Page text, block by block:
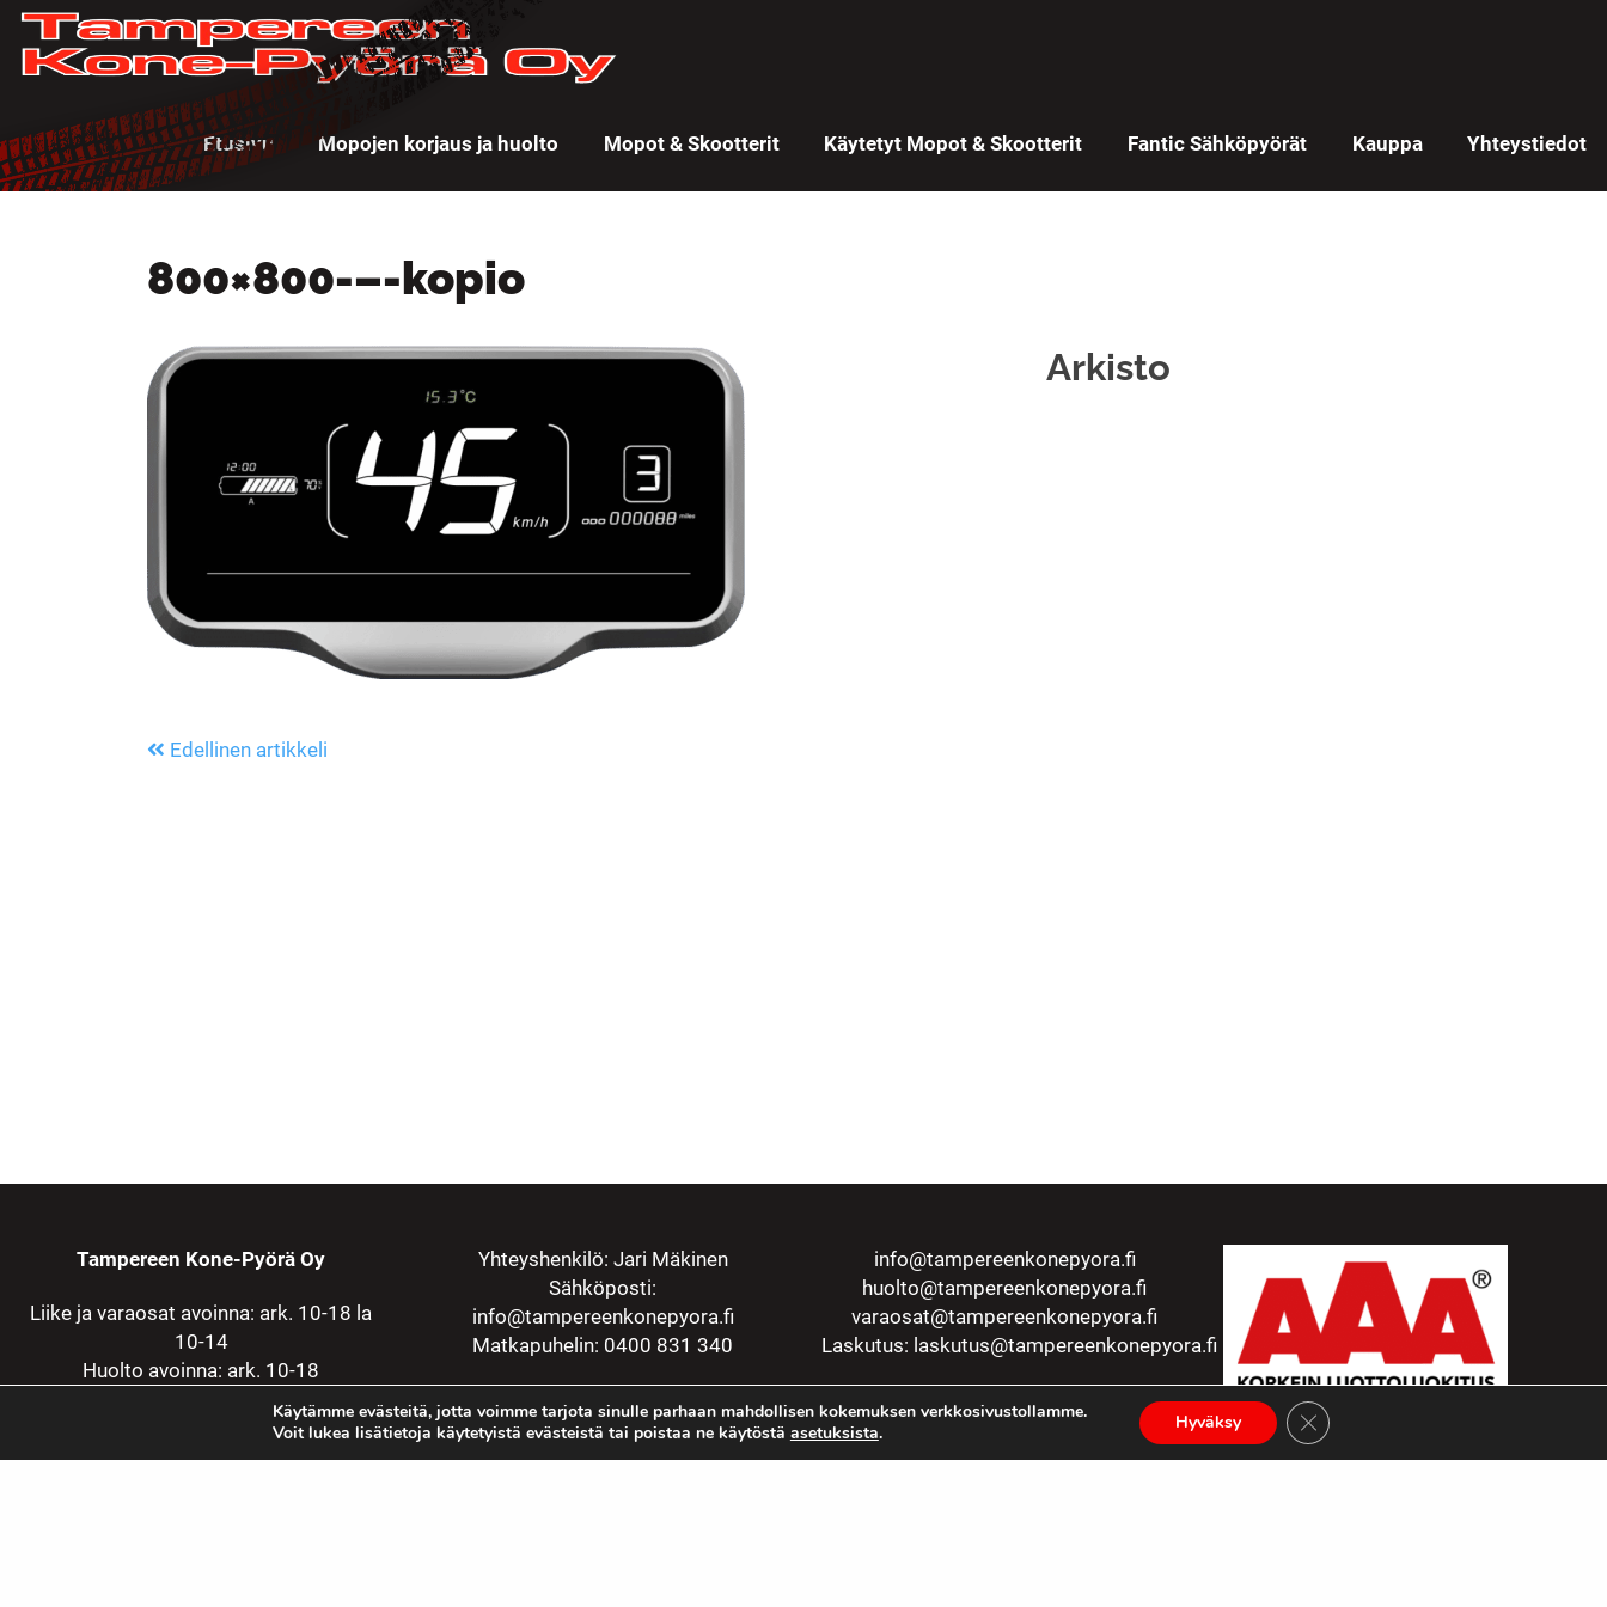
Etusivu Mopojen korjaus ja huolto Mopot & Skootterit Käytetyt Mopot & Skootterit Fantic Sähköpyörät Kauppa Yhteystiedot
800×800-–-kopio
Edellinen artikkeli
Arkisto
Tampereen Kone-Pyörä Oy
Liike ja varaosat avoinna: ark. 10-18 la
10-14
Huolto avoinna: ark. 10-18
Yhteyshenkilö: Jari Mäkinen
Sähköposti:
info@tampereenkonepyora.fi
Matkapuhelin: 0400 831 340
info@tampereenkonepyora.fi
huolto@tampereenkonepyora.fi
varaosat@tampereenkonepyora.fi
Laskutus: laskutus@tampereenkonepyora.fi
Käytämme evästeitä, jotta voimme tarjota sinulle parhaan mahdollisen kokemuksen verkkosivustollamme.
Voit lukea lisätietoja käytetyistä evästeistä tai poistaa ne käytöstä asetuksista. Hyväksy Sulje evästebanneri